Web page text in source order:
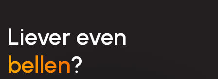
Liever even
bellen?